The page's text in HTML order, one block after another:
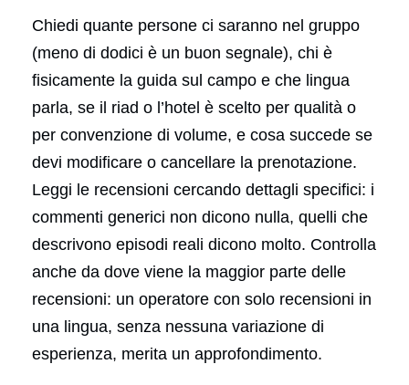
Chiedi quante persone ci saranno nel gruppo
(meno di dodici è un buon segnale), chi è
fisicamente la guida sul campo e che lingua
parla, se il riad o l’hotel è scelto per qualità o
per convenzione di volume, e cosa succede se
devi modificare o cancellare la prenotazione.
Leggi le recensioni cercando dettagli specifici: i
commenti generici non dicono nulla, quelli che
descrivono episodi reali dicono molto. Controlla
anche da dove viene la maggior parte delle
recensioni: un operatore con solo recensioni in
una lingua, senza nessuna variazione di
esperienza, merita un approfondimento.